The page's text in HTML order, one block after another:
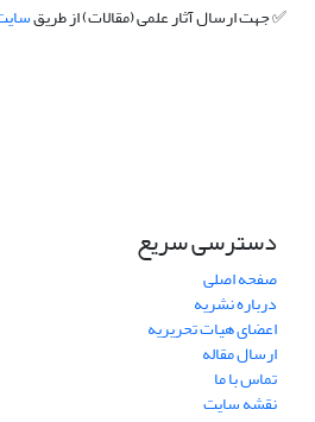
✅ جهت ارسال آثار علمی (مقالات) از طریق
دسترسی سریع
صفحه اصلی
درباره نشریه
اعضای هیات تحریریه
ارسال مقاله
تماس با ما
نقشه سایت